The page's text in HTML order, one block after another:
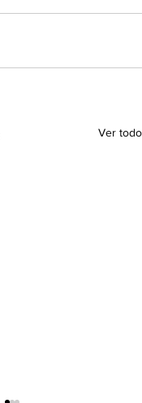
Ver todo